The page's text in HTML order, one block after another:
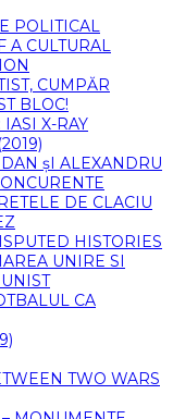
POLITICAL
A CULTURAL
CUMPĂR
BLOC!
X-RAY
șI ALEXANDRU
DE CLACIU
HISTORIES
UNIRE SI
CA
TWO WARS